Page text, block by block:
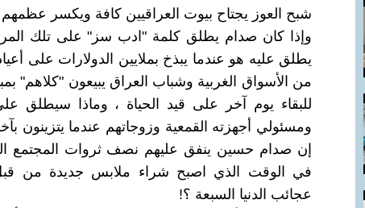
شبح العوز يجتاح بيوت العراقيين كافة ويكسر
وإذا كان صدام يطلق كلمة "ادب سز" على تلك
يطلق عليه هو عندما يبذخ بملايين الدولارات على
من الأسواق الغربية وشباب العراق يبيعون "كلاهم"
للبقاء يوم آخر على قيد الحياة ، وماذا سيطلق
ومسئولي أجهزته القمعية وزوجاتهم عندما يتزينون
إن صدام حسين ينفق عليهم نصف ثروات المجتمع
في الوقت الذي اصبح شراء ملابس جديدة من
عجائب الدنيا السبعة ؟!